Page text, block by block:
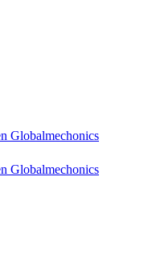
Globalmechonics
Globalmechonics